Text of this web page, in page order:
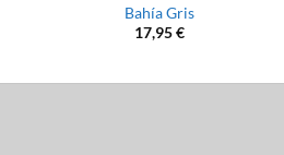
Bahía Gris
17,95€